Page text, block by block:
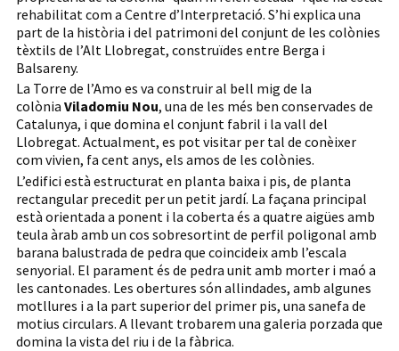
rehabilitat com a Centre d’Interpretació. S’hi explica una
part de la història i del patrimoni del conjunt de les colònies
tèxtils de l’Alt Llobregat, construïdes entre Berga i
Balsareny.
La Torre de l’Amo es va construir al bell mig de la
colònia Viladomiu Nou, una de les més ben conservades de
Catalunya, i que domina el conjunt fabril i la vall del
Llobregat. Actualment, es pot visitar per tal de conèixer
com vivien, fa cent anys, els amos de les colònies.
L’edifici està estructurat en planta baixa i pis, de planta
rectangular precedit per un petit jardí. La façana principal
està orientada a ponent i la coberta és a quatre aigües amb
teula àrab amb un cos sobresortint de perfil poligonal amb
barana balustrada de pedra que coincideix amb l’escala
senyorial. El parament és de pedra unit amb morter i maó a
les cantonades. Les obertures són allindades, amb algunes
motllures i a la part superior del primer pis, una sanefa de
motius circulars. A llevant trobarem una galeria porzada que
domina la vista del riu i de la fàbrica.